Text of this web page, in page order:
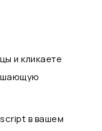
и кликаете
в вашем